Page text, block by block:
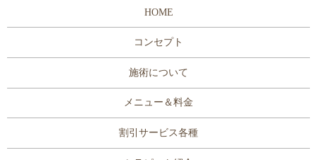
HOME
コンセプト
施術について
メニュー＆料金
割引サービス各種